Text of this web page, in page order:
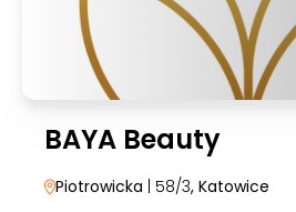
BAYA Beauty
Piotrowicka | 58/3, Katowice